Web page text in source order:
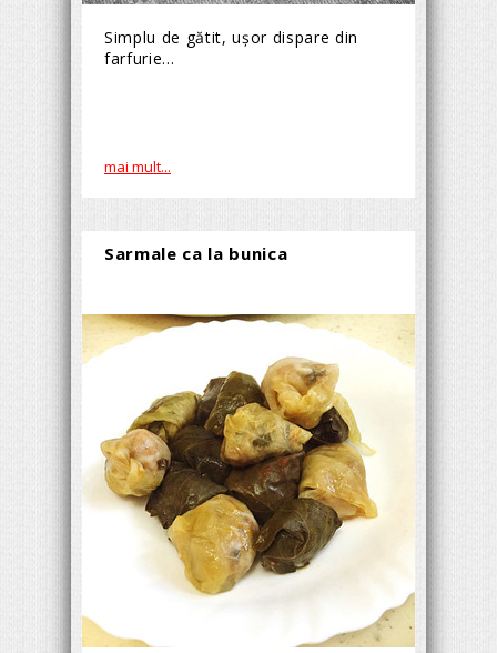
Simplu de gătit, uşor dispare din
farfurie...
mai mult...
Sarmale ca la bunica